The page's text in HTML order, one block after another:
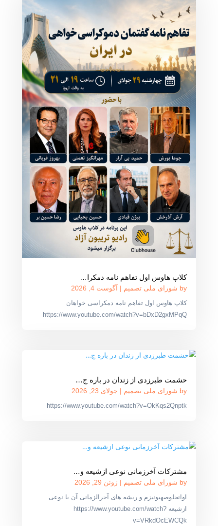
کلاپ هاوس اول تفاهم نامه دمکرا…
by شورای ملی تصمیم | آگوست 4, 2026
کلاپ هاوس اول تفاهم نامه دمکراسی خواهان
https://www.youtube.com/watch?v=bDxD2gxMPqQ
حشمت طبرزدی از زندان در باره ج…
by شورای ملی تصمیم | جولای 23, 2026
https://www.youtube.com/watch?v=OkKqs2Qnptk
مشترکات آخرزمانی نوعی ازشیعه و…
by شورای ملی تصمیم | ژوئن 29, 2026
اوانجلوصهیونیزم و ریشه های آخرالزمانی آن با نوعی
ازشیعه https://www.youtube.com/watch?
v=VRkdOcEWCQk